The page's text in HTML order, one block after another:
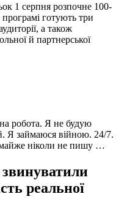
1 серпня розпочне 100-
готують три
а також
й партнерської
робота. Я не будую
Я займаюся війною. 24/7.
майже ніколи не пишу …
звинуватили
реальної